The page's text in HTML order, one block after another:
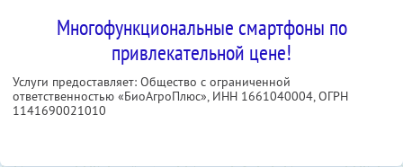
Многофункциональные смартфоны по
привлекательной цене!
Услуги предоставляет: Общество с ограниченной
ответственностью «БиоАгроПлюс», ИНН 1661040004, ОГРН
1141690021010